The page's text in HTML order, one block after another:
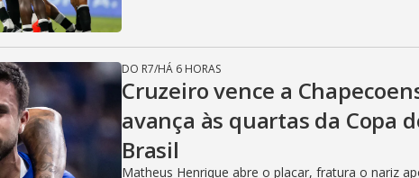
DO R7/HÁ 6 HORAS
Cruzeiro vence a
avança às quartas da Copa
Brasil
Matheus Henrique abre o placar, fratura o nariz